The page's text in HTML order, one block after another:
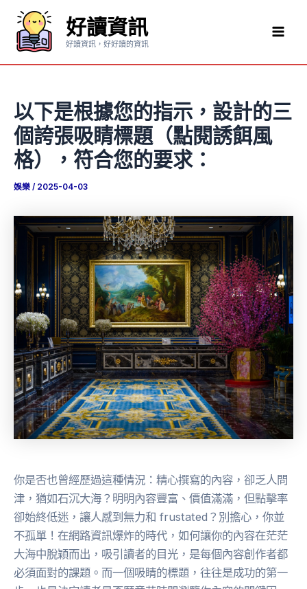
要
好讀資訊
好讀資訊，好好讀的資訊
以下是根據您的指示，設計的三
個誇張吸睛標題（點閱誘餌風
格），符合您的要求：
娛樂 / 2025-04-03
你是否也曾經歷過這種情況：精心撰寫的內容，卻乏人問
津，猶如石沉大海？明明內容豐富、價值滿滿，但點擊率
卻始終低迷，讓人感到無力和 frustated？別擔心，你並
不孤單！在網路資訊爆炸的時代，如何讓你的內容在茫茫
大海中脫穎而出，吸引讀者的目光，是每個內容創作者都
必須面對的課題。而一個吸睛的標題，往往是成功的第一